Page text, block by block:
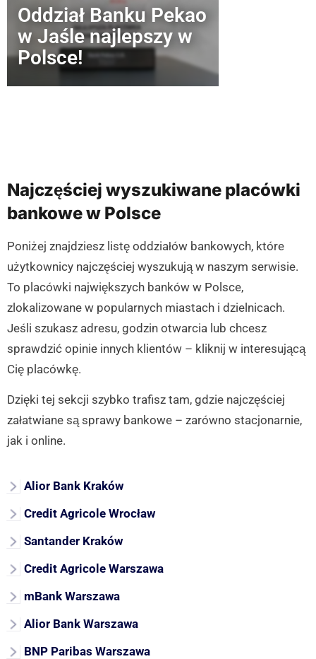
Oddział Banku Pekao
w Jaśle najlepszy w
Polsce!
Najczęściej wyszukiwane placówki
bankowe w Polsce
Poniżej znajdziesz listę oddziałów bankowych, które
użytkownicy najczęściej wyszukują w naszym serwisie.
To placówki największych banków w Polsce,
zlokalizowane w popularnych miastach i dzielnicach.
Jeśli szukasz adresu, godzin otwarcia lub chcesz
sprawdzić opinie innych klientów – kliknij w interesującą
Cię placówkę.
Dzięki tej sekcji szybko trafisz tam, gdzie najczęściej
załatwiane są sprawy bankowe – zarówno stacjonarnie,
jak i online.
Alior Bank Kraków
Credit Agricole Wrocław
Santander Kraków
Credit Agricole Warszawa
mBank Warszawa
Alior Bank Warszawa
BNP Paribas Warszawa